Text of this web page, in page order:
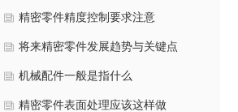
精密零件精度控制要求注意
​将来精密零件发展趋势与关键点
机械配件一般是指什么
​精密零件表面处理应该这样做